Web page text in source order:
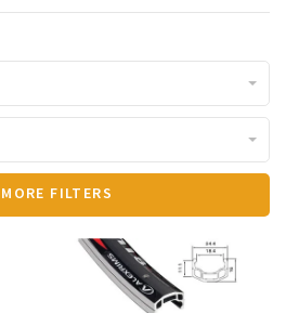
MORE FILTERS